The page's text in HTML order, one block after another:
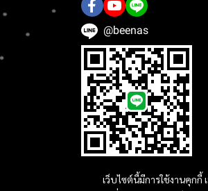
เว็บไซต์นี้มีการใช้งานคุก
@beenas